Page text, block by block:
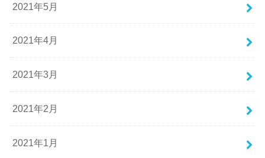
2021年5月
2021年4月
2021年3月
2021年2月
2021年1月